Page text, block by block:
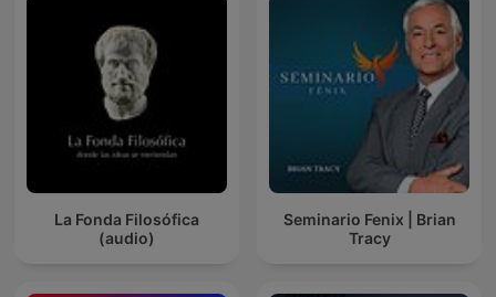
La Fonda Filosófica
(audio)
Seminario Fenix | Brian
Tracy